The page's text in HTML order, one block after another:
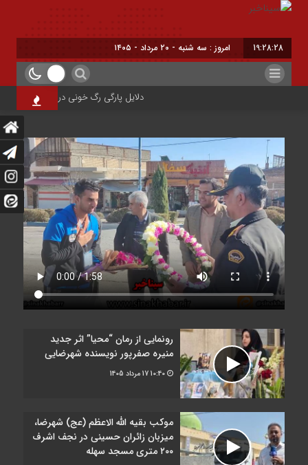
19:28:29 امروز : سه شنبه - ۲۰ مرداد - ۱۴۰۵
دلایل پارگی رگ خونی در چشم/ چه موقع
رونمایی از رمان “محیا” اثر جدید
منیره صفرپور نویسنده شهرضایی
17 مرداد 1405
موکب بقیه الله الاعظم (عج) شهرضا،
میزبان زائران حسینی در نجف اشرف
۲۰۰ متری مسجد سهله